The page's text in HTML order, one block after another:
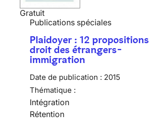
Gratuit
Publications spéciales
Plaidoyer : 12 propositions
droit des étrangers-
immigration
Date de publication : 2015
Thématique :
Intégration
Rétention